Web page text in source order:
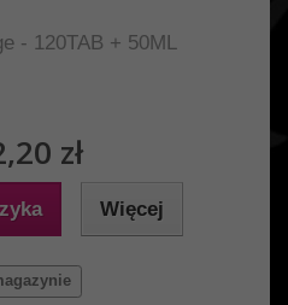
- 120TAB + 50ML
zł
Więcej